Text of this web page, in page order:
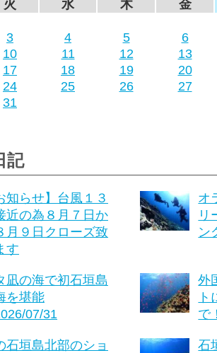
火 水 木 金
3 4 5
6
10 11 12
13
17 18 19
20
24 25 26
27
31
記
知らせ】台風１３
近の為８月７日か
月９日クローズ致
す
オ
リ
ン
凪の海で初石垣島
を堪能
07/31
外
ト
で
石垣島北部のショ
石